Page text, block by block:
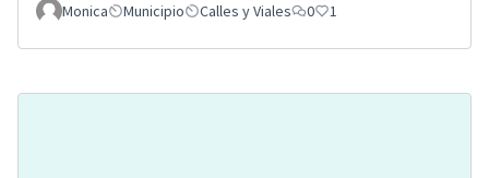
Monica Municipio Calles y Viales 0 1